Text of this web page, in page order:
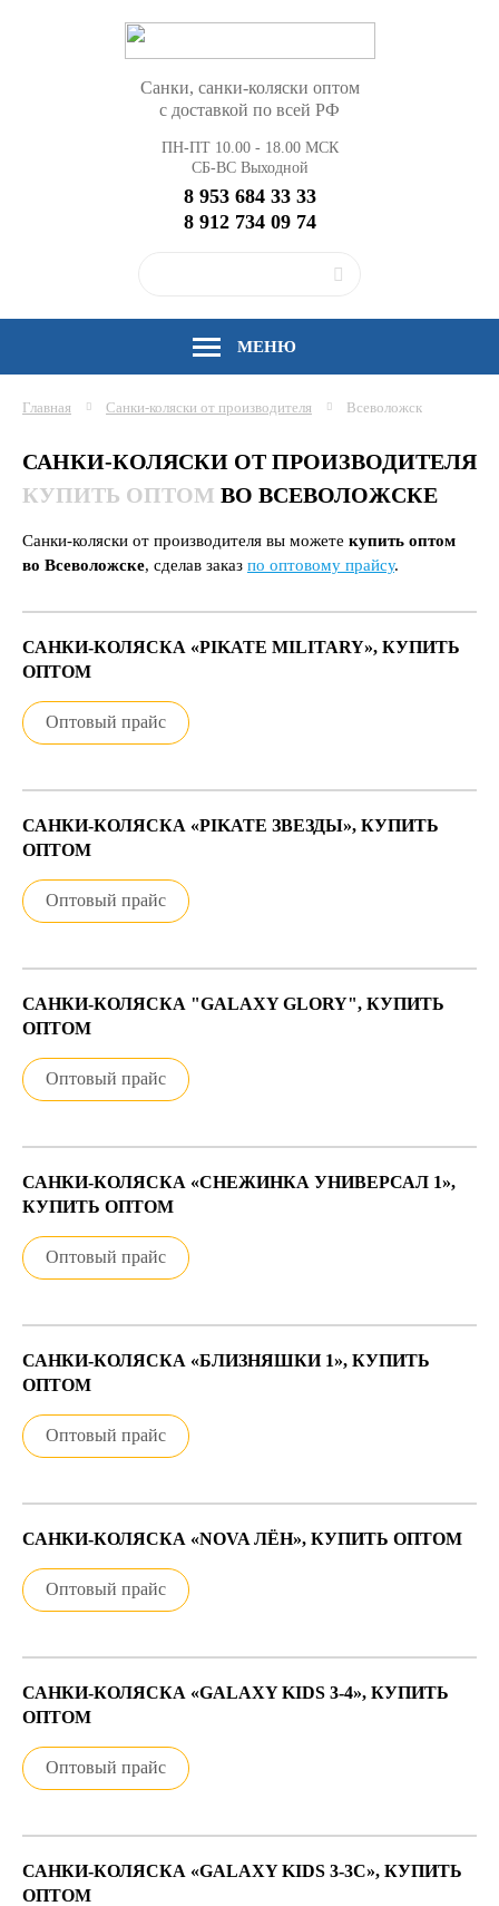
Санки, санки-коляски оптом
с доставкой по всей РФ
ПН-ПТ 10.00 - 18.00 МСК
СБ-ВС Выходной
8 953 684 33 33
8 912 734 09 74
МЕНЮ
Главная Санки-коляски от производителя Всеволожск
САНКИ-КОЛЯСКИ ОТ ПРОИЗВОДИТЕЛЯ
КУПИТЬ ОПТОМ ВО ВСЕВОЛОЖСКЕ
Санки-коляски от производителя вы можете купить оптом
во Всеволожске, сделав заказ по оптовому прайсу.
САНКИ-КОЛЯСКА «PIKATE MILITARY», КУПИТЬ
ОПТОМ
Оптовый прайс
САНКИ-КОЛЯСКА «PIKATE ЗВЕЗДЫ», КУПИТЬ
ОПТОМ
Оптовый прайс
САНКИ-КОЛЯСКА "GALAXY GLORY", КУПИТЬ
ОПТОМ
Оптовый прайс
САНКИ-КОЛЯСКА «СНЕЖИНКА УНИВЕРСАЛ 1»,
КУПИТЬ ОПТОМ
Оптовый прайс
САНКИ-КОЛЯСКА «БЛИЗНЯШКИ 1», КУПИТЬ
ОПТОМ
Оптовый прайс
САНКИ-КОЛЯСКА «NOVA ЛЁН», КУПИТЬ ОПТОМ
Оптовый прайс
САНКИ-КОЛЯСКА «GALAXY KIDS 3-4», КУПИТЬ
ОПТОМ
Оптовый прайс
САНКИ-КОЛЯСКА «GALAXY KIDS 3-3С», КУПИТЬ
ОПТОМ